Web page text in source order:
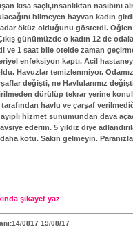
kısa saçlı,insanlıktan nasibini
bilmeyen hayvan kadın
öküz olduğunu gösterdi.
günümüzde o kadın 12 de
ve 1 saat bile otelde zaman
enfeksiyon kaptı. Acil
Havuzlar temizlenmiyor.
değişti, ne Havlularımız
dürülüp tekrar yerine
havlu ve çarşaf
hizmet sunumundan dava
ederim. 5 yıldız diye
daha kötü. Sakın gelmeyin.
şikayet yaz
0817 19/08/17